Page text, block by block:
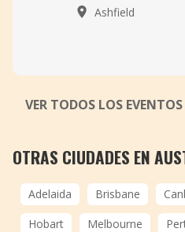
Ashfield
VER TODOS LOS
OTRAS CIUDADES EN
Adelaida Brisbane
Hobart
Melbourne